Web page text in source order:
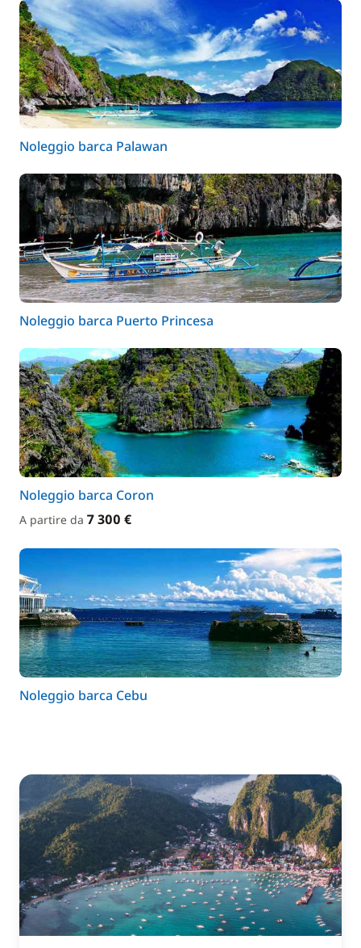
Noleggio barca Palawan
Noleggio barca Puerto Princesa
Noleggio barca Coron
A partire da 7 300 €
Noleggio barca Cebu